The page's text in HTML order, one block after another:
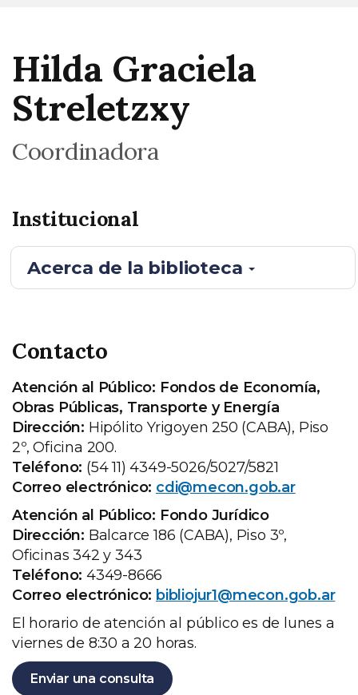
Hilda Graciela
Streletzxy
Coordinadora
Institucional
Acerca de la biblioteca
Contacto
Atención al Público: Fondos de Economía,
Obras Públicas, Transporte y Energía
Dirección: Hipólito Yrigoyen 250 (CABA), Piso
2º, Oficina 200.
Teléfono: (54 11) 4349-5026/5027/5821
Correo electrónico: cdi@mecon.gob.ar
Atención al Público: Fondo Jurídico
Dirección: Balcarce 186 (CABA), Piso 3º,
Oficinas 342 y 343
Teléfono: 4349-8666
Correo electrónico: bibliojur1@mecon.gob.ar
El horario de atención al público es de lunes a
viernes de 8:30 a 20 horas.
Enviar una consulta